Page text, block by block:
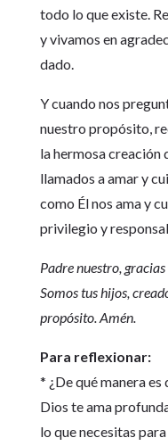
todo lo que existe.
y vivamos en
dado.
Y cuando nos
nuestro propósito,
la hermosa creación
llamados a amar y
como Él nos ama y
privilegio y
Padre nuestro,
Somos tus hijos,
propósito. Amén.
Para reflexionar:
* ¿De qué manera
Dios te ama
lo que necesitas